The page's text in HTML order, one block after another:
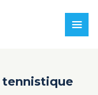
tennistique